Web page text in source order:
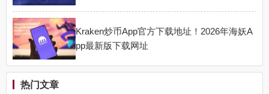
Kraken炒币App官方下载地址！2026年海妖A
pp最新版下载网址
热门文章